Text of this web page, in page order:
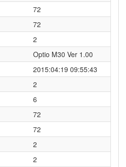
72
72
2
Optio M30 Ver 1.00
2015:04:19 09:55:43
2
6
72
72
2
2